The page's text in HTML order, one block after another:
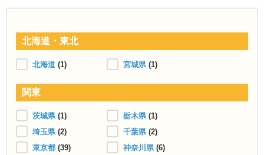
北海道・東北
北海道 (1) 宮城県 (1)
関東
茨城県 (1) 栃木県 (1)
埼玉県 (2) 千葉県 (2)
東京都 (39) 神奈川県 (6)